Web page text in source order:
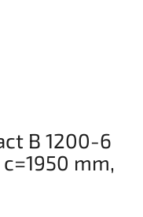
B 1200-6
mm,